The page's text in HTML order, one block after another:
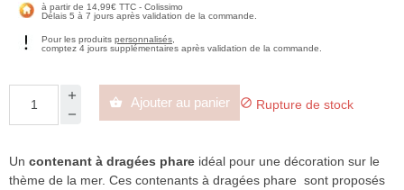
à partir de 14,99€ TTC - Colissimo
Délais 5 à 7 jours après validation de la commande.
Pour les produits personnalisés
comptez 4 jours supplémentaires après validation de la commande.
 Ajouter au panier  Rupture de stock
Un contenant à dragées phare idéal pour une décoration sur le
thème de la mer. Ces contenants à dragées phare sont proposés